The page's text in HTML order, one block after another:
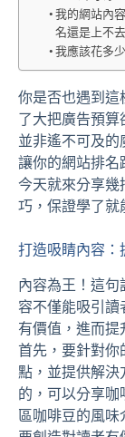
我的網站內
名還是上不
我應該花多
你是否也遇到這
了大把廣告預算
並非遙不可及的
讓你的網站排名
今天就來分享幾
巧，保證學了就
打造吸睛內容：
內容為王！這句
容不僅能吸引讀
有價值，進而提
首先，要針對你
點，並提供解決
的，可以分享咖
區咖啡豆的風味